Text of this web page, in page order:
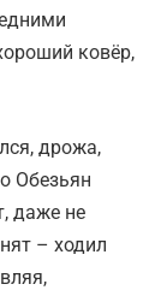
ковёр,
дрожа,
Обезьян
даже не
– ходил